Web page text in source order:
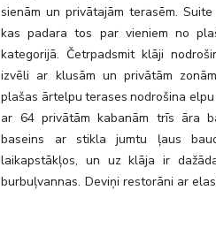
sienām un privātajām terasēm.
kas padara tos par vieniem no
kategorijā. Četrpadsmit klāji
izvēli ar klusām un privātām
plašas ārtelpu terases nodrošina
ar 64 privātām kabanām trīs āra
baseins ar stikla jumtu ļaus
laikapstākļos, un uz klāja ir
burbuļvannas. Deviņi restorāni ar